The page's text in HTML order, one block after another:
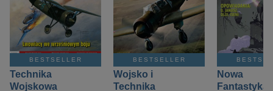
BESTSELLER
Technika
Wojskowa
BESTSELLER
Wojsko i
Technika
Nowa
Fantastyka